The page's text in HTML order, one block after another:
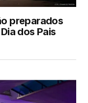
preparados
dos Pais